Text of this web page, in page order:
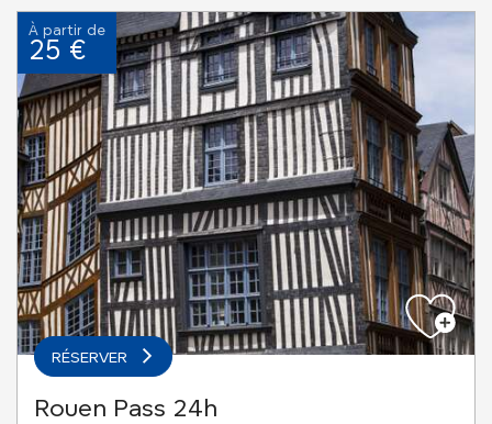
À partir de
25 €
RÉSERVER
Rouen Pass 24h